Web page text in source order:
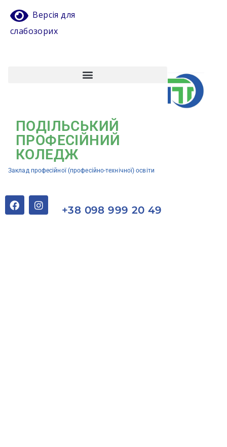
Версія для
слабозорих
ПОДІЛЬСЬКИЙ
ПРОФЕСІЙНИЙ
КОЛЕДЖ
Заклад професійної (професійно-технічної) освіти
+38 098 999 20 49